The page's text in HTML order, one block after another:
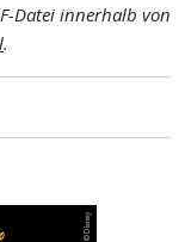
Datei innerhalb von
.